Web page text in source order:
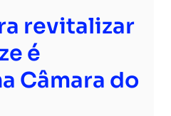
revitalizar
é
Câmara do